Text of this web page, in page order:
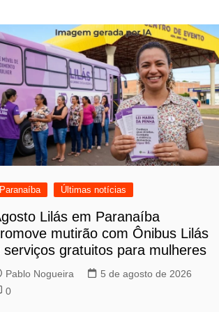
Paranaíba Últimas notícias
Lilás em Paranaíba
mutirão com Ônibus Lilás
serviços gratuitos para mulheres
Pablo Nogueira
5 de agosto de 2026
0